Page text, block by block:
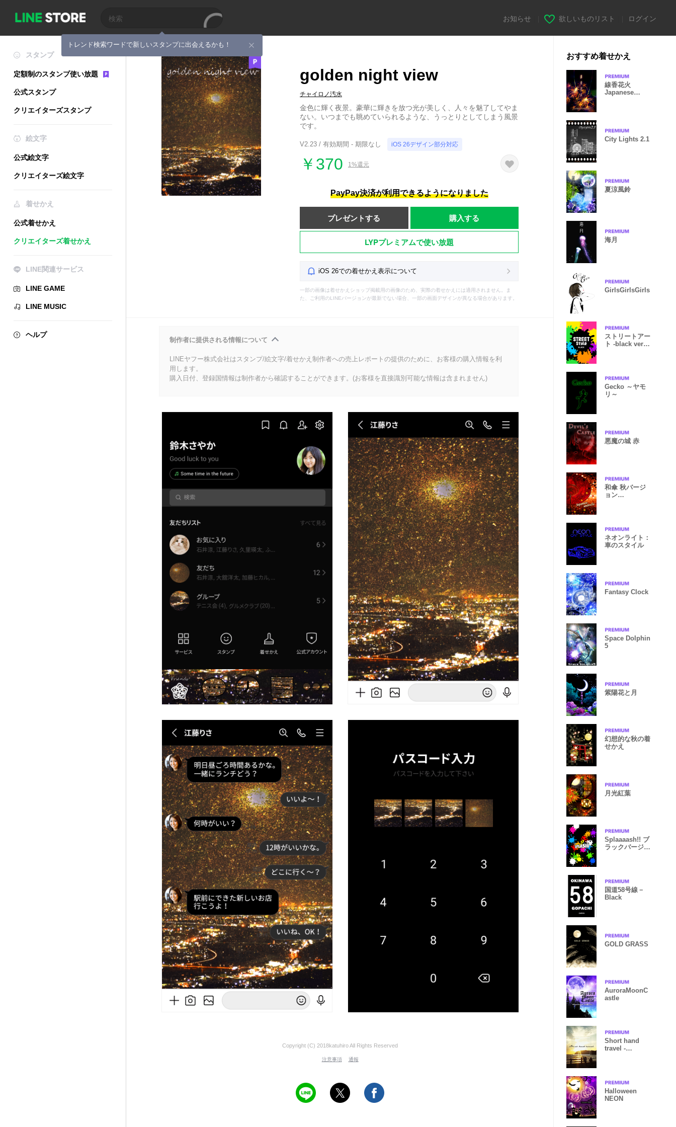
トレンド検索ワードで新しいスタンプに出会えるかも！
お知らせ 欲しいものリスト ログイン
スタンプ
定額制のスタンプ使い放題
公式スタンプ
クリエイターズスタンプ
絵文字
公式絵文字
クリエイターズ絵文字
着せかえ
公式着せかえ
クリエイターズ着せかえ
LINE関連サービス
LINE GAME
LINE MUSIC
ヘルプ
golden night view
チャイロノ汚水
金色に輝く夜景。豪華に輝きを放つ光が美しく、人々を魅了してやま
ない。いつまでも眺めていられるような、うっとりとしてしまう風景
です。
V2.23 / 有効期間 - 期限なし iOS 26デザイン部分対応
￥370 1%還元
PayPay決済が利用できるようになりました
プレゼントする 購入する
LYPプレミアムで使い放題
iOS 26での着せかえ表示について
一部の画像は着せかえショップ掲載用の画像のため、実際の着せかえには適用されません。ま
た、ご利用のLINEバージョンが最新でない場合、一部の画面デザインが異なる場合があります。
制作者に提供される情報について
LINEヤフー株式会社はスタンプ/絵文字/着せかえ制作者への売上レポートの提供のために、お客様の購入情報を利
用します。
購入日付、登録国情報は制作者から確認することができます。(お客様を直接識別可能な情報は含まれません)
Copyright (C) 2018katuhiro All Rights Reserved
注意事項 通報
おすすめ着せかえ
線香花火
Japanese
City Lights 2.1
夏涼風鈴
海月
GirlsGirlsGirls
ストリートアー
ト -black ver.-
Gecko ～ヤモ
リ～
悪魔の城 赤
和傘 秋バージ
ョン
ネオンライト：
車のスタイル
Fantasy Clock
Space Dolphin
5
紫陽花と月
幻想的な秋の着
せかえ
月光紅葉
Splaaaash!! ブ
ラックバージョ
国道58号線－
Black
GOLD GRASS
AuroraMoonC
astle
Short hand
travel -
Halloween
NEON